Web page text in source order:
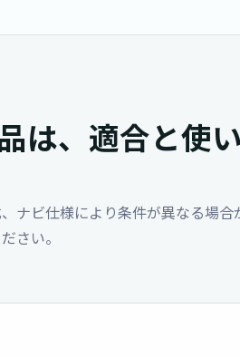
は、適合と使
ナビ仕様により条件が異なる場
さい。